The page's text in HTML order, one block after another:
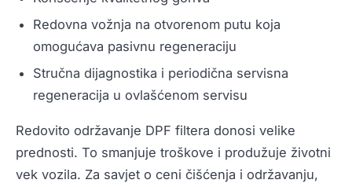
Redovna vožnja na otvorenom putu koja
omogućava pasivnu regeneraciju
Stručna dijagnostika i periodična servisna
regeneracija u ovlašćenom servisu
Redovito održavanje DPF filtera donosi velike
prednosti. To smanjuje troškove i produžuje životni
vek vozila. Za savjet o ceni čišćenja i održavanju,